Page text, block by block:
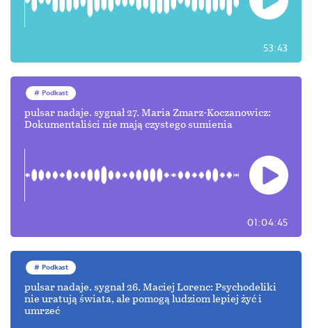
53:43
Podkast
pulsar nadaje. sygnał 27. Maria Zmarz-Koczanowicz:
Dokumentaliści nie mają czystego sumienia
01:04:45
Podkast
pulsar nadaje. sygnał 26. Maciej Lorenc: Psychodeliki
nie uratują świata, ale pomogą ludziom lepiej żyć i
umrzeć